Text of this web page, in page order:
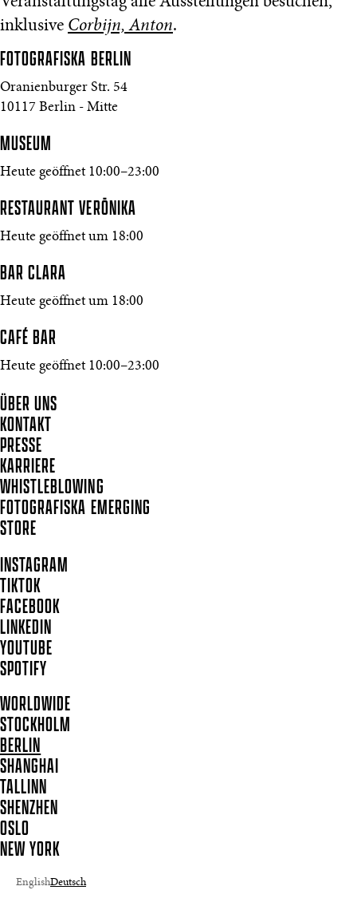
inklusive Corbijn, Anton.
FOTOGRAFISKA BERLIN
Oranienburger Str. 54
10117 Berlin - Mitte
MUSEUM
Heute geöffnet 10:00–23:00
RESTAURANT VERŌNIKA
Heute geöffnet um 18:00
BAR CLARA
Heute geöffnet um 18:00
CAFÉ BAR
Heute geöffnet 10:00–23:00
ÜBER UNS
KONTAKT
PRESSE
KARRIERE
WHISTLEBLOWING
FOTOGRAFISKA EMERGING
STORE
INSTAGRAM
TIKTOK
FACEBOOK
LINKEDIN
YOUTUBE
SPOTIFY
WORLDWIDE
STOCKHOLM
BERLIN
SHANGHAI
TALLINN
SHENZHEN
OSLO
NEW YORK
EnglishDeutsch